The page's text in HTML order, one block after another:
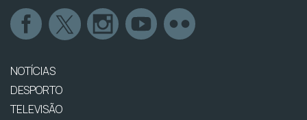
NOTÍCIAS
DESPORTO
TELEVISÃO